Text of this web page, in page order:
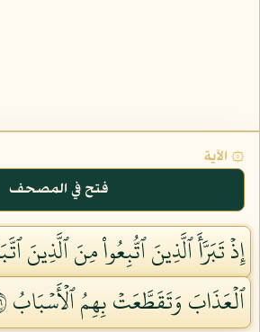
۞ الآية
فتح في المصحف
إِذۡ تَبَرَّأَ ٱلَّذِينَ ٱتُّبِعُواْ مِنَ ٱلَّذِينَ
ٱلۡعَذَابَ وَتَقَطَّعَتۡ بِهِمُ ٱلۡأَسۡبَابُ ١٦٦